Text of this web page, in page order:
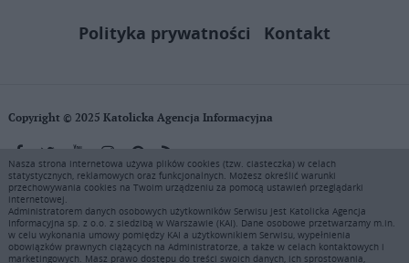
Polityka prywatności
Kontakt
Copyright © 2025 Katolicka Agencja Informacyjna
KAI zastrzega wszelkie prawa do serwisu. Użytkownicy mogą pobierać
i drukować fragmenty zawartości serwisu internetowego www.ekai.pl
wyłącznie do użytku osobistego. Publikacja, rozpowszechnianie
zawartości niniejszego serwisu lub jej sprzedaż (także framing i in.
podobne metody), są bez uprzedniej pisemnej zgody KAI zabronione i
Nasza strona internetowa używa plików cookies (tzw. ciasteczka) w celach
statystycznych, reklamowych oraz funkcjonalnych. Możesz określić warunki
przechowywania cookies na Twoim urządzeniu za pomocą ustawień przeglądarki
internetowej.
Administratorem danych osobowych użytkowników Serwisu jest Katolicka Agencja
Informacyjna sp. z o.o. z siedzibą w Warszawie (KAI). Dane osobowe przetwarzamy m.in.
w celu wykonania umowy pomiędzy KAI a użytkownikiem Serwisu, wypełnienia
obowiązków prawnych ciążących na Administratorze, a także w celach kontaktowych i
marketingowych. Masz prawo dostępu do treści swoich danych, ich sprostowania,